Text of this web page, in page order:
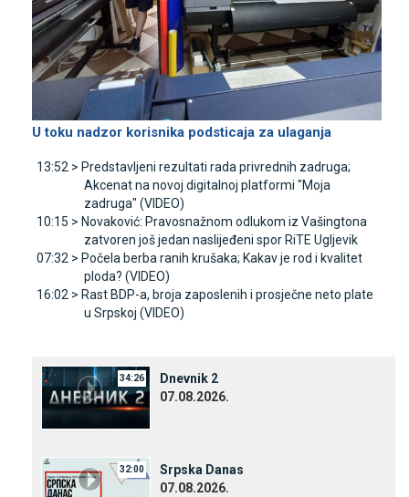
U toku nadzor korisnika podsticaja za ulaganja
13:52 > Predstavljeni rezultati rada privrednih zadruga;
Akcenat na novoj digitalnoj platformi "Moja
zadruga" (VIDEO)
10:15 > Novaković: Pravosnažnom odlukom iz Vašingtona
zatvoren još jedan naslijeđeni spor RiTE Ugljevik
07:32 > Počela berba ranih krušaka; Kakav je rod i kvalitet
ploda? (VIDEO)
16:02 > Rast BDP-a, broja zaposlenih i prosječne neto plate
u Srpskoj (VIDEO)
34:26
Dnevnik 2
07.08.2026.
32:00
Srpska Danas
07.08.2026.